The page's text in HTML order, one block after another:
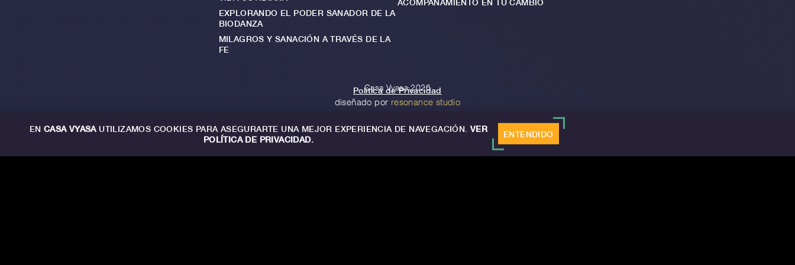
EXPLORANDO EL PODER SANADOR DE LA
BIODANZA
MILAGROS Y SANACIÓN A TRAVÉS DE LA
FE
Casa Vyasa 2026
Política de Privacidad
diseñado por resonance studio
POLÍTICA DE PRIVACIDAD.
ENTENDIDO